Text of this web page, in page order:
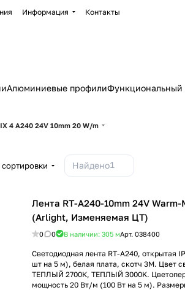
Информация Контакты
Алюминиевые профилиФункциональный
4 A240 24V 10mm 20 W/m
Найдено1
Лента RT-A240-10mm 24V
(Arlight, Изменяемая ЦТ)
0 0 В наличии: 305 мАрт. 038400
Светодиодная лента RT-A240, открытая
шт на 5 м), белая плата, скотч 3M.
ТЕПЛЫЙ 2700К, ТЕПЛЫЙ 3000K.
мощность 20 Вт/м (100 Вт на 5 м).